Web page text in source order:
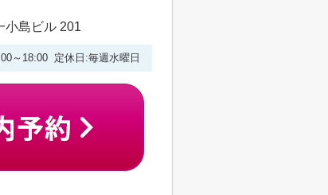
小島ビル 201
～18:00 定休日:毎週水曜日